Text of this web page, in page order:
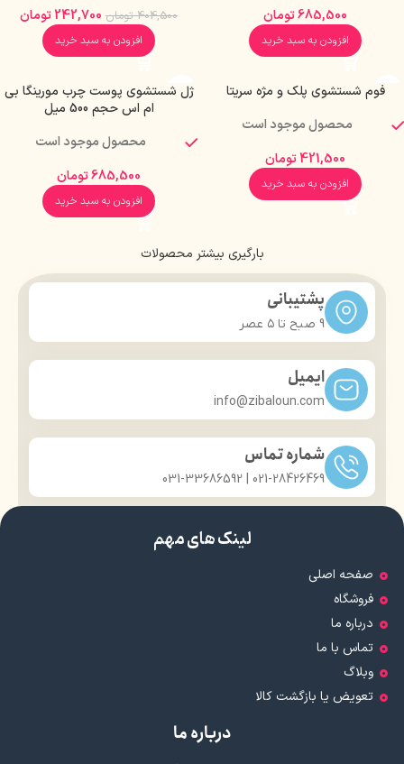
685,500تومان
افزودن به سبد خرید
404,500 تومان 242,700تومان
افزودن به سبد خرید
فوم شستشوى پلک و مژه سریتا
محصول موجود است
421,500تومان
افزودن به سبد خرید
ژل شستشوی پوست چرب مورینگا بی
ام اس حجم 500 میل
محصول موجود است
685,500تومان
افزودن به سبد خرید
بارگیری بیشتر محصولات
پشتیبانی
9 صبح تا ۵ عصر
ایمیل
info@zibaloun.com
شماره تماس
021-28426469 | 031-33686592
لینک های مهم
صفحه اصلی
فروشگاه
درباره ما
تماس با ما
وبلاگ
تعویض یا بازگشت کالا
درباره ما